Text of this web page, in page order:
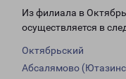
Из филиала в
осуществляется в
Октябрьский
Абсалямово